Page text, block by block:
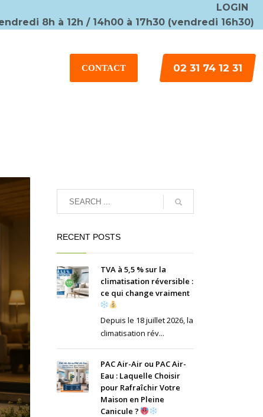
LOGIN
8h à 12h / 14h00 à 17h30 (vendredi 16h30)
CONTACT 02 31 74 12 31
RECENT POSTS
TVA à 5,5 % sur la
climatisation réversible :
ce qui change vraiment
Depuis le 18 juillet 2026, la
climatisation rév...
PAC Air-Air ou PAC Air-
Eau : Laquelle Choisir
pour Rafraîchir Votre
Maison en Pleine
Canicule ?